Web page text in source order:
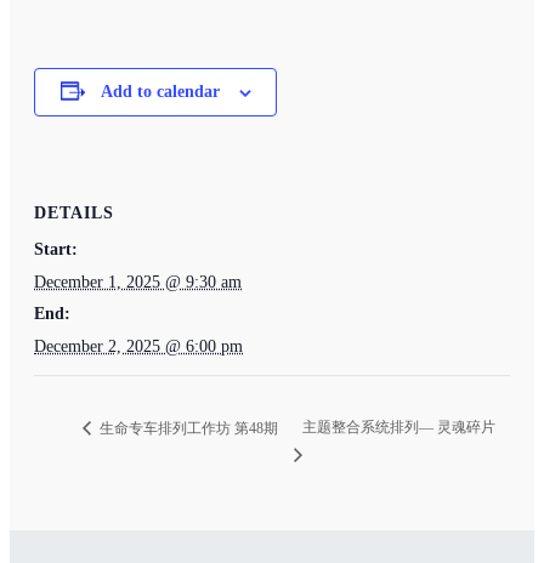
Add to calendar
DETAILS
Start:
December 1, 2025 @ 9:30 am
End:
December 2, 2025 @ 6:00 pm
生命专车排列工作坊 第48期 主题整合系统排列— 灵魂碎片